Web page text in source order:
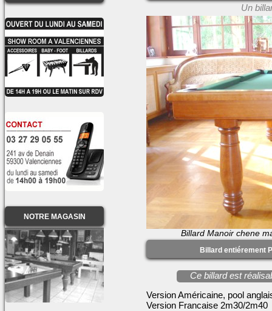
NOTRE MAGASIN
Un
Billard Manoir chene
Billard entiérement
Ce billard est
Version Américaine, pool
Version Francaise 2m30/2m40